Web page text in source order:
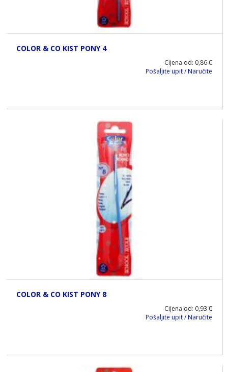
COLOR & CO KIST PONY 4
Cijena od: 0,86 €
Pošaljite upit / Naručite
COLOR & CO KIST PONY 8
Cijena od: 0,93 €
Pošaljite upit / Naručite